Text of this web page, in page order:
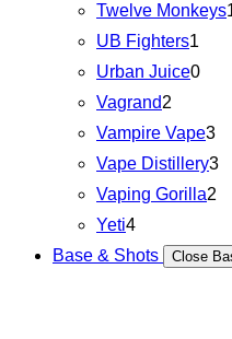
Twelve Monkeys
UB Fighters1
Urban Juice0
Vagrand2
Vampire Vape3
Vape Distillery3
Vaping Gorilla2
Yeti4
Base & Shots
Close